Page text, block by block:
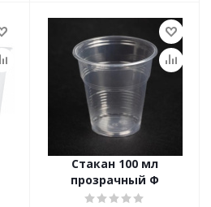
Стакан 100 мл
прозрачный Ф